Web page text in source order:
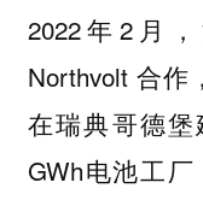
2022年2月
Northvolt 合作
在瑞典哥德
GWh电池工